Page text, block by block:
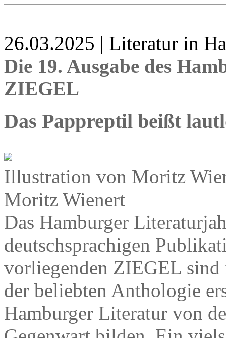
26.03.2025 | Literatur in
Die 19. Ausgabe des
ZIEGEL
Das Pappreptil beißt
Illustration von Moritz
Moritz Wienert
Das Hamburger
deutschsprachigen
vorliegenden ZIEGEL sind
der beliebten Anthologie
Hamburger Literatur von